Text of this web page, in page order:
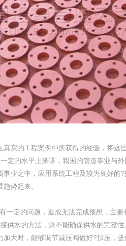
真实的工程案例中所获得的经验，将这
的水平上来讲，我国的管道事业与
业之中，应用系统工程及较为良好的
势起来。
定的问题，造成无法完成预想，主要
水的方法，则不能确保供水的完整
大时，能够调节减压阀做好?加压，进